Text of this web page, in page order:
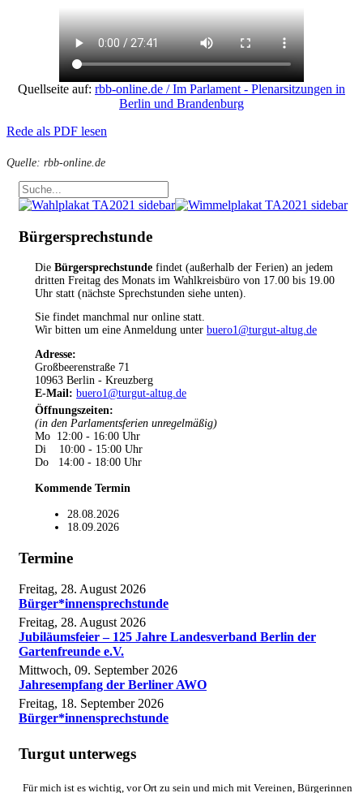
Quellseite auf: rbb-online.de / Im Parlament - Plenarsitzungen in
Berlin und Brandenburg
Rede als PDF lesen
Quelle: rbb-online.de
Bürgersprechstunde
Die Bürgersprechstunde findet (außerhalb der Ferien) an jedem
dritten Freitag des Monats im Wahlkreisbüro von 17.00 bis 19.00
Uhr statt (nächste Sprechstunden siehe unten).
Sie findet manchmal nur online statt.
Wir bitten um eine Anmeldung unter buero1@turgut-altug.de
Adresse:
Großbeerenstraße 71
10963 Berlin - Kreuzberg
E-Mail: buero1@turgut-altug.de
Öffnungszeiten:
(in den Parlamentsferien unregelmäßig)
Mo 12:00 - 16:00 Uhr
Di 10:00 - 15:00 Uhr
Do 14:00 - 18:00 Uhr
Kommende Termin
28.08.2026
18.09.2026
Termine
Freitag, 28. August 2026
Bürger*innensprechstunde
Freitag, 28. August 2026
Jubiläumsfeier – 125 Jahre Landesverband Berlin der
Gartenfreunde e.V.
Mittwoch, 09. September 2026
Jahresempfang der Berliner AWO
Freitag, 18. September 2026
Bürger*innensprechstunde
Turgut unterwegs
Für mich ist es wichtig, vor Ort zu sein und mich mit Vereinen, Bürgerinnen